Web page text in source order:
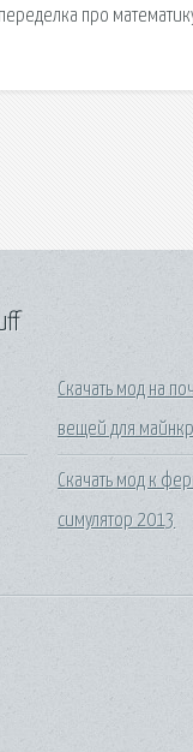
про
Скачать мод на
вещей для
Скачать мод к
симулятор 2013